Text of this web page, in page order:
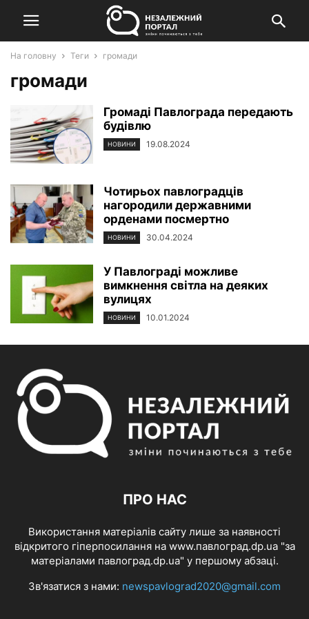
На головну Теги громади
громади
Громаді Павлограда передають
будівлю
НОВИНИ 19.08.2024
Чотирьох павлоградців
нагородили державними
орденами посмертно
НОВИНИ 30.04.2024
У Павлограді можливе
вимкнення світла на деяких
вулицях
НОВИНИ 10.01.2024
ПРО НАС
Використання матеріалів сайту лише за наявності
відкритого гіперпосилання на www.павлоград.dp.ua "за
матеріалами павлоград.dp.ua" у першому абзаці.
Зв'язатися з нами: newspavlograd2020@gmail.com